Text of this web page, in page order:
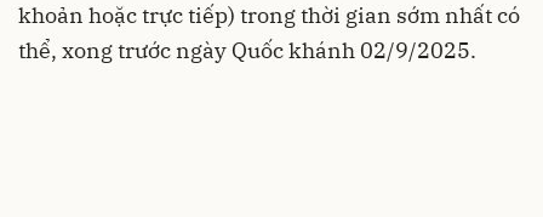
khoản hoặc trực tiếp) trong thời gian sớm nhất có
thể, xong trước ngày Quốc khánh 02/9/2025.